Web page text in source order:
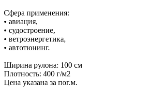
Сфера применения:
• авиация,
• судостроение,
• ветроэнергетика,
• автотюнинг.
Ширина рулона: 100 см
Плотность: 400 г/м2
Цена указана за пог.м.